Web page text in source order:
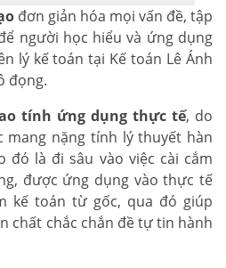
đơn giản hóa mọi vấn đề, tập
người học hiểu và ứng dụng
lý kế toán tại Kế toán Lê Ánh
đọng.
tính ứng dụng thực tế, do
mang nặng tính lý thuyết hàn
đó là đi sâu vào việc cài cắm
được ứng dụng vào thực tế
kế toán từ gốc, qua đó giúp
chất chắc chắn đề tự tin hành